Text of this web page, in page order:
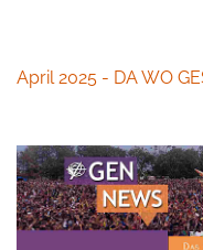
April 2025 - DA WO